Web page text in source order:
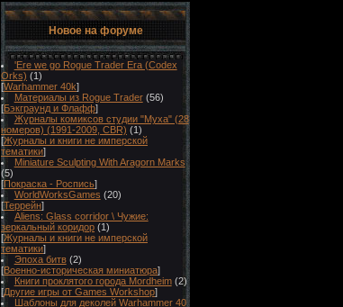
Новое на форуме
'Ere we go Rogue Trader Era (Codex
Orks) (1)
[Warhammer 40k]
Материалы из Rogue Trader (56)
[Бэкграунд и Флафф]
Журналы комиксов студии "Муха" (28
номеров) (1991-2009, CBR) (1)
[Журналы и книги не имперской
тематики]
Miniature Sculpting With Aragorn Marks
(5)
[Покраска - Роспись]
WorldWorksGames (20)
[Террейн]
Aliens: Glass corridor \ Чужие:
зеркальный коридор (1)
[Журналы и книги не имперской
тематики]
Эпоха битв (2)
[Военно-историческая миниатюра]
Книги проклятого города Mordheim (2)
[Другие игры от Games Workshop]
Шаблоны для деколей Warhammer 40